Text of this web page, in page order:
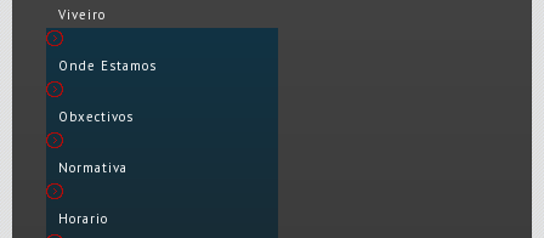
Viveiro
Onde Estamos
Obxectivos
Normativa
Horario